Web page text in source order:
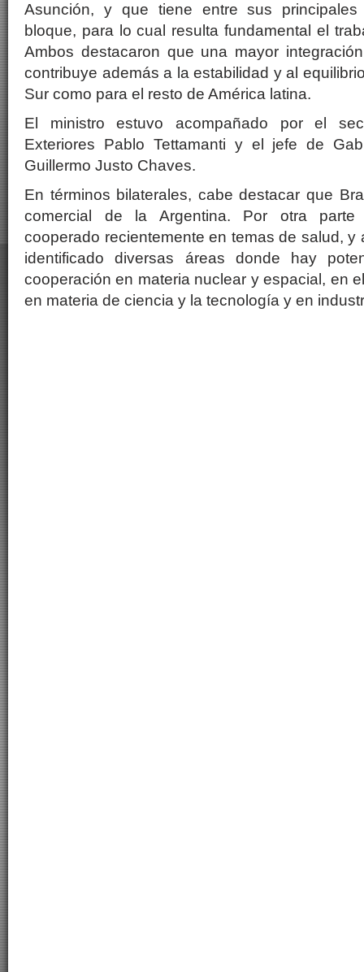
Asunción, y que tiene entre sus principales
bloque, para lo cual resulta fundamental el
Ambos destacaron que una mayor
contribuye además a la estabilidad y al
Sur como para el resto de América latina.
El ministro estuvo acompañado por el
Exteriores Pablo Tettamanti y el jefe de
Guillermo Justo Chaves.
En términos bilaterales, cabe destacar que
comercial de la Argentina. Por otra parte
cooperado recientemente en temas de salud, y
identificado diversas áreas donde hay
cooperación en materia nuclear y espacial, en
en materia de ciencia y la tecnología y en